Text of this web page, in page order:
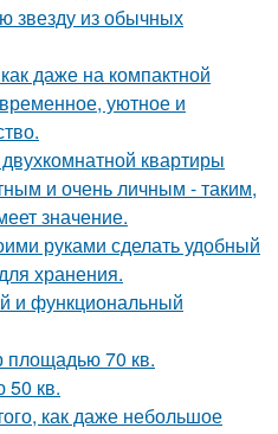
звезду из обычных
даже на компактной
уютное и
квартиры
и очень личным - таким,
значение.
руками сделать удобный
хранения.
и функциональный
70 кв.
50 кв.
как даже небольшое